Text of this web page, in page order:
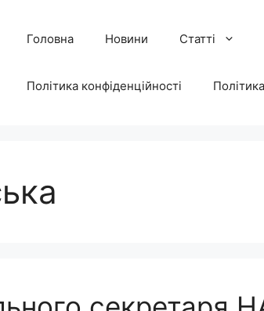
Головна Новини Статті
Політика конфіденційності